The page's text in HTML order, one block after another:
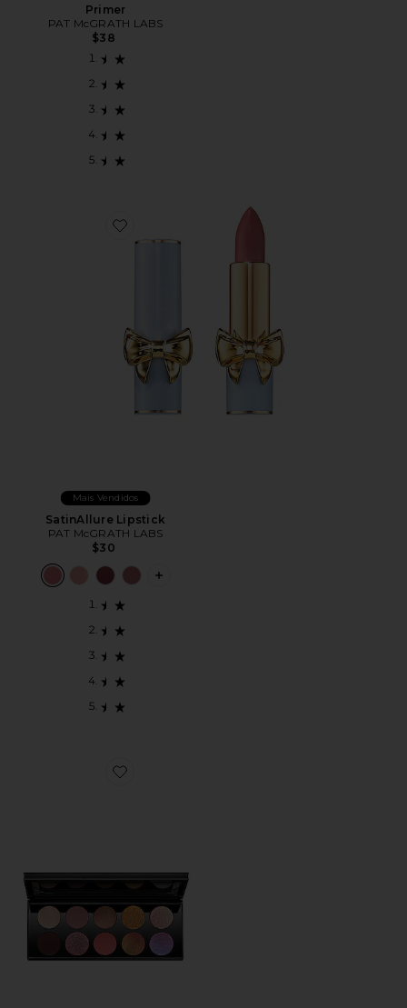
Primer
PAT McGRATH LABS
$38
Favorite SatinAllure Lipstick
Mais Vendidos
SatinAllure Lipstick
PAT McGRATH LABS
$30
PLUS ICON TO SEE MORE OPTIONS
Favorite PALETA DE SOMBRAS MOTHERSHIP